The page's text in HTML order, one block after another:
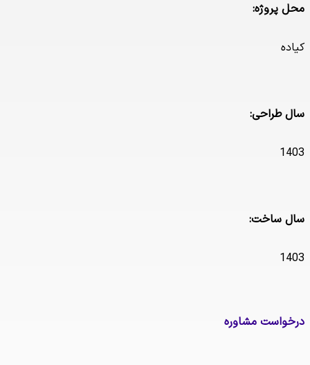
پروژه:
طراحی:
ساخت:
مشاوره